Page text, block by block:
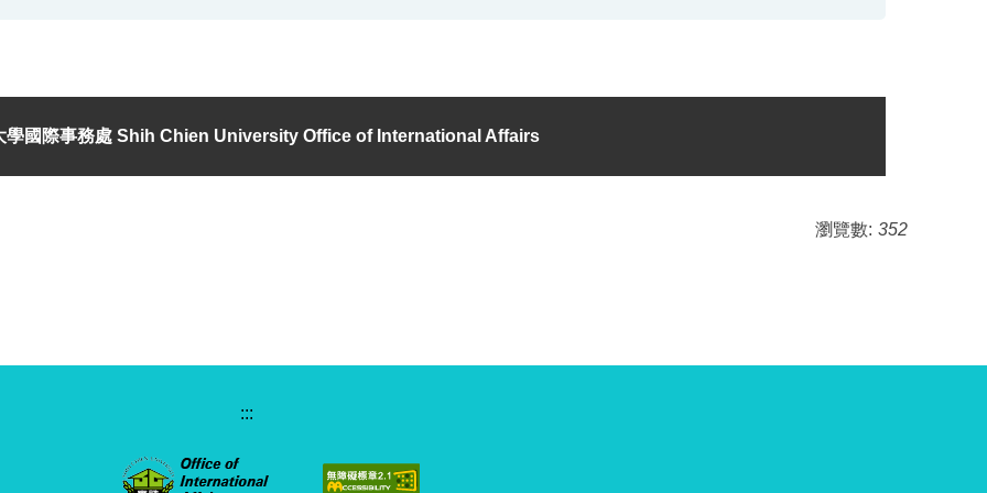
學國際事務處 Shih Chien University Office of International Affairs
瀏覽數: 352
:::